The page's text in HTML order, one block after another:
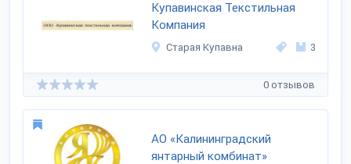
Купавинская Текстильная
Компания
Старая Купавна 3
0 отзывов
АО «Калининградский
янтарный комбинат»